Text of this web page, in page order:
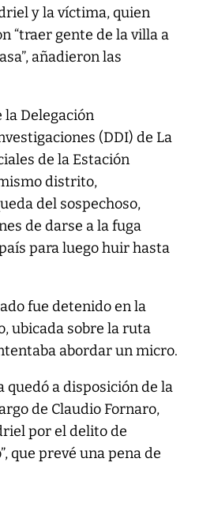
y la víctima, quien
“traer gente de la villa a
añadieron las
la Delegación
(DDI) de La
de la Estación
distrito,
del sospechoso,
de darse a la fuga
para luego huir hasta
fue detenido en la
ubicada sobre la ruta
abordar un micro.
a disposición de la
de Claudio Fornaro,
por el delito de
que prevé una pena de